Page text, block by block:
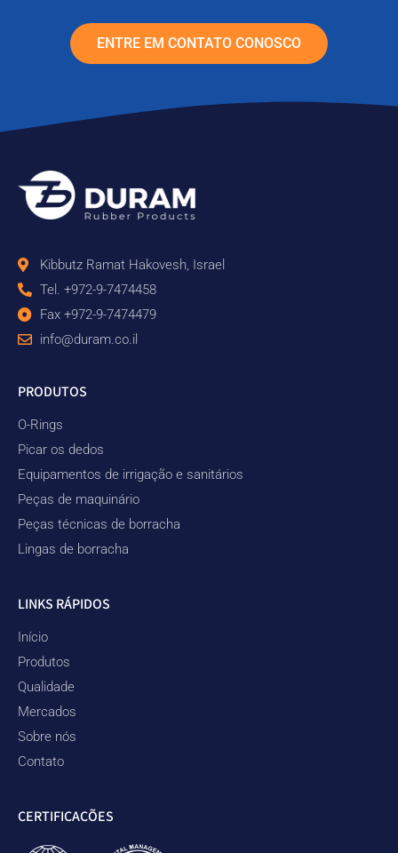
ENTRE EM CONTATO CONOSCO
Kibbutz Ramat Hakovesh, Israel
Tel. +972-9-7474458
Fax +972-9-7474479
info@duram.co.il
PRODUTOS
O-Rings
Picar os dedos
Equipamentos de irrigação e sanitários
Peças de maquinário
Peças técnicas de borracha
Lingas de borracha
LINKS RÁPIDOS
Início
Produtos
Qualidade
Mercados
Sobre nós
Contato
CERTIFICAÇÕES